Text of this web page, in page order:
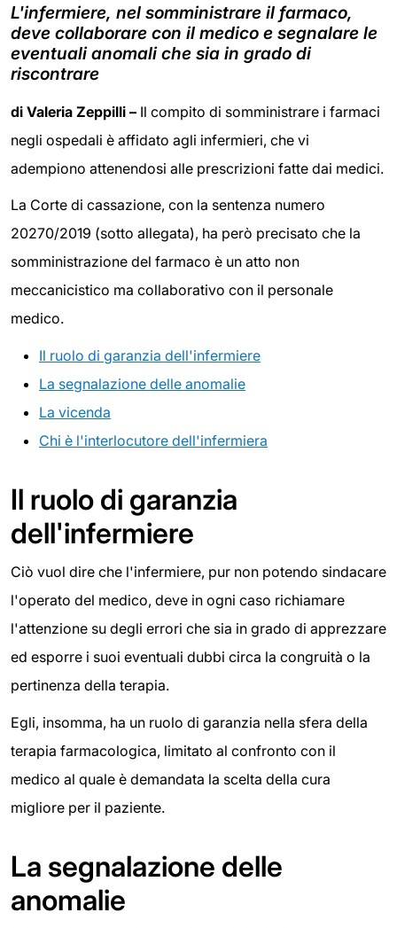
L'infermiere, nel somministrare il farmaco,
deve collaborare con il medico e segnalare le
eventuali anomali che sia in grado di
riscontrare
di Valeria Zeppilli – Il compito di somministrare i farmaci
negli ospedali è affidato agli infermieri, che vi
adempiono attenendosi alle prescrizioni fatte dai medici.
La Corte di cassazione, con la sentenza numero
20270/2019 (sotto allegata), ha però precisato che la
somministrazione del farmaco è un atto non
meccanicistico ma collaborativo con il personale
medico.
Il ruolo di garanzia dell'infermiere
La segnalazione delle anomalie
La vicenda
Chi è l'interlocutore dell'infermiera
Il ruolo di garanzia
dell'infermiere
Ciò vuol dire che l'infermiere, pur non potendo sindacare
l'operato del medico, deve in ogni caso richiamare
l'attenzione su degli errori che sia in grado di apprezzare
ed esporre i suoi eventuali dubbi circa la congruità o la
pertinenza della terapia.
Egli, insomma, ha un ruolo di garanzia nella sfera della
terapia farmacologica, limitato al confronto con il
medico al quale è demandata la scelta della cura
migliore per il paziente.
La segnalazione delle
anomalie